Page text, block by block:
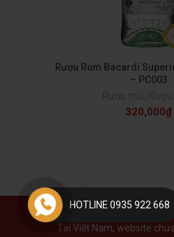
Rượu Rum Bacardi
– PC003
320,000₫
Tại Việt Nam, website
HOTLINE 0935 922 668